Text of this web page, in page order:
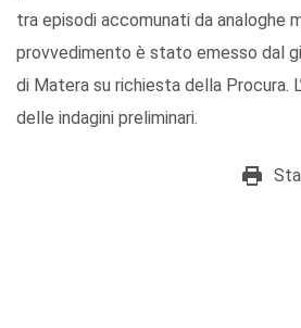
tra episodi accomunati da analoghe
provvedimento è stato emesso dal
di Matera su richiesta della Procura.
delle indagini preliminari.